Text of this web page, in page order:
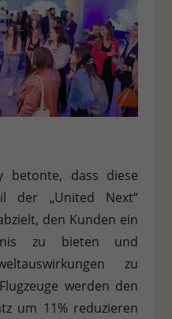
betonte, dass diese
der „United Next“
den Kunden ein
zu bieten und
zu
werden den
um 11% reduzieren